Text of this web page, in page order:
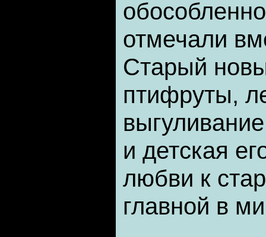
отмечали
Старый
птифруты,
и детская
любви к
главной в